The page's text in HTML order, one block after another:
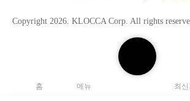
검
색
홈 메뉴 최
Copyright 2026. KLOCCA Corp. All rights